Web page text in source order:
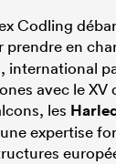
Codling
prendre en
international
avec le XV
les
expertise